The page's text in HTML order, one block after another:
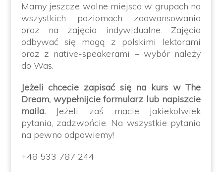
Mamy jeszcze wolne miejsca w grupach na
wszystkich poziomach zaawansowania
oraz na zajęcia indywidualne. Zajęcia
odbywać się mogą z polskimi lektorami
oraz z native-speakerami – wybór należy
do Was.
Jeżeli chcecie zapisać się na kurs w The
Dream, wypełnijcie formularz lub napiszcie
maila.Jeżeli zaś macie jakiekolwiek
pytania, zadzwońcie. Na wszystkie pytania
na pewno odpowiemy!
+48 533 787 244